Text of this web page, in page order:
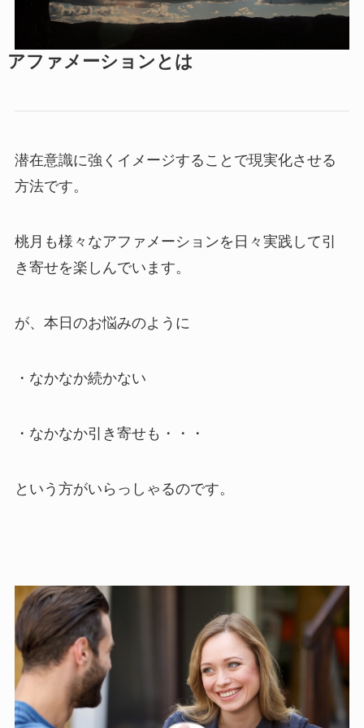
アファメーションとは
潜在意識に強くイメージすることで現実化させる
方法です。
桃月も様々なアファメーションを日々実践して引
き寄せを楽しんでいます。
が、本日のお悩みのように
・なかなか続かない
・なかなか引き寄せも・・・
という方がいらっしゃるのです。